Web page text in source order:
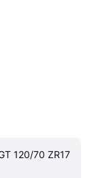
120/70 ZR17